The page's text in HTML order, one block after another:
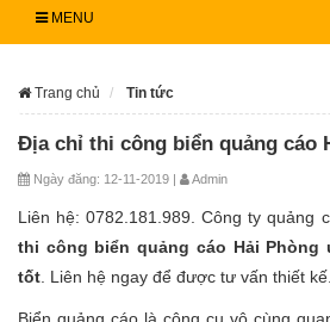
MENU
Trang chủ Tin tức
Địa chỉ thi công biển quảng cáo
Ngày đăng: 12-11-2019 | Admin
Liên hệ: 0782.181.989. Công ty quảng
thi công biển quảng cáo Hải
tốt . Liên hệ ngay để được tư vấn thiết kế.